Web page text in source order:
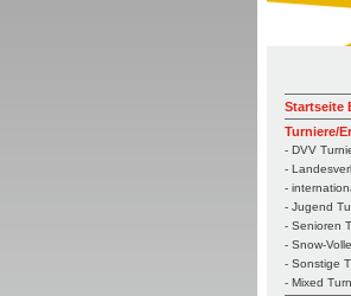
Startseite
Turniere/
- DVV
-
-
- Jugend
- Senioren
- Snow-
- Sonstige
- Mixed